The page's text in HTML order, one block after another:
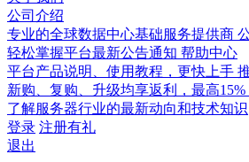
公司介绍
专业的全球数据中心基础服务提供商
轻松掌握平台最新公告通知 帮助中心
平台产品说明、使用教程，更快上手
新购、复购、升级均享返利，最高15%
了解服务器行业的最新动向和技术知识
登录 注册有礼
退出